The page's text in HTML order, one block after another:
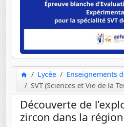
Lycée
Enseignements
SVT (Sciences et Vie de la
Découverte de
zircon dans la